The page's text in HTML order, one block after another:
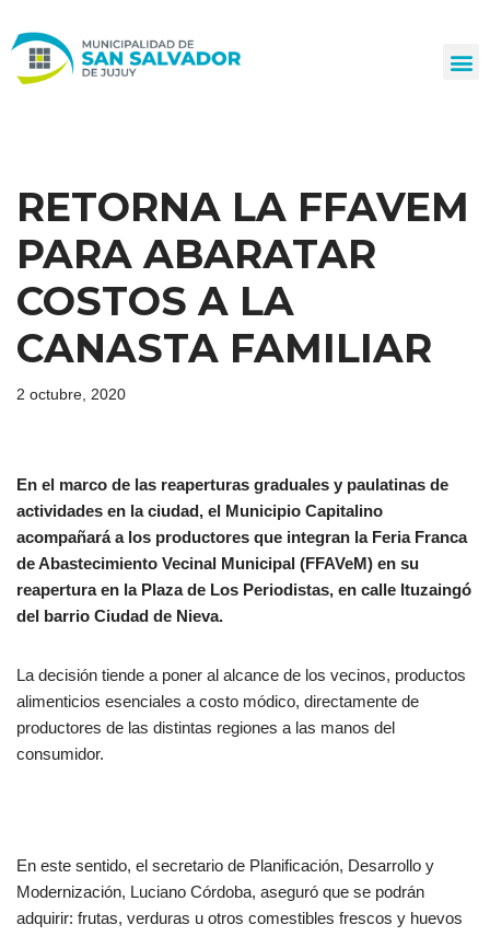
al
RETORNA LA FFAVEM
PARA ABARATAR
COSTOS A LA
CANASTA FAMILIAR
2 octubre, 2020
En el marco de las reaperturas graduales y paulatinas de
actividades en la ciudad, el Municipio Capitalino
acompañará a los productores que integran la Feria Franca
de Abastecimiento Vecinal Municipal (FFAVeM) en su
reapertura en la Plaza de Los Periodistas, en calle Ituzaingó
del barrio Ciudad de Nieva.
La decisión tiende a poner al alcance de los vecinos, productos
alimenticios esenciales a costo módico, directamente de
productores de las distintas regiones a las manos del
consumidor.
En este sentido, el secretario de Planificación, Desarrollo y
Modernización, Luciano Córdoba, aseguró que se podrán
adquirir: frutas, verduras u otros comestibles frescos y huevos